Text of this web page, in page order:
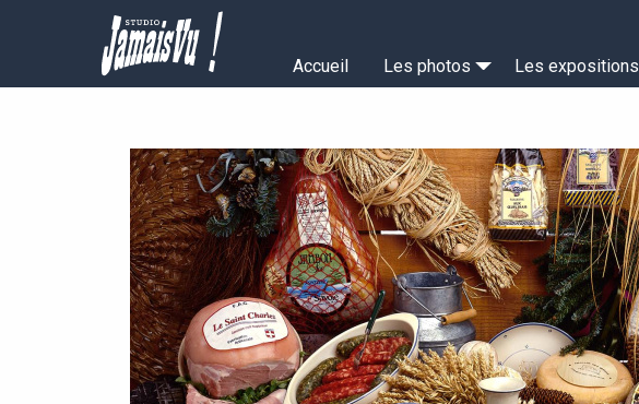
principal
Navigation
principale
Accueil Les photos Les expositions